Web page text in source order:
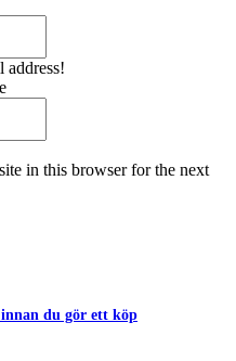
address!
in this browser for the next
innan du gör ett köp